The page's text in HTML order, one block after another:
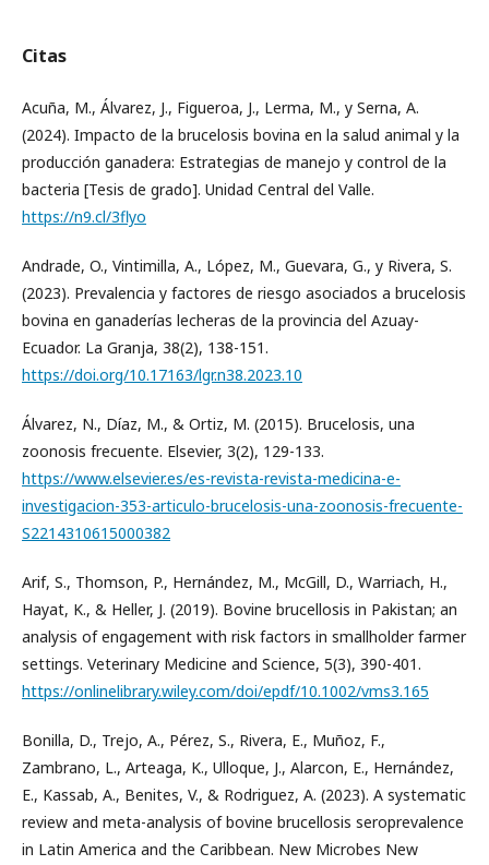
Citas
Acuña, M., Álvarez, J., Figueroa, J., Lerma, M., y Serna, A.
(2024). Impacto de la brucelosis bovina en la salud animal y la
producción ganadera: Estrategias de manejo y control de la
bacteria [Tesis de grado]. Unidad Central del Valle.
https://n9.cl/3flyo
Andrade, O., Vintimilla, A., López, M., Guevara, G., y Rivera, S.
(2023). Prevalencia y factores de riesgo asociados a brucelosis
bovina en ganaderías lecheras de la provincia del Azuay-
Ecuador. La Granja, 38(2), 138-151.
https://doi.org/10.17163/lgr.n38.2023.10
Álvarez, N., Díaz, M., & Ortiz, M. (2015). Brucelosis, una
zoonosis frecuente. Elsevier, 3(2), 129-133.
https://www.elsevier.es/es-revista-revista-medicina-e-
investigacion-353-articulo-brucelosis-una-zoonosis-frecuente-
S2214310615000382
Arif, S., Thomson, P., Hernández, M., McGill, D., Warriach, H.,
Hayat, K., & Heller, J. (2019). Bovine brucellosis in Pakistan; an
analysis of engagement with risk factors in smallholder farmer
settings. Veterinary Medicine and Science, 5(3), 390-401.
https://onlinelibrary.wiley.com/doi/epdf/10.1002/vms3.165
Bonilla, D., Trejo, A., Pérez, S., Rivera, E., Muñoz, F.,
Zambrano, L., Arteaga, K., Ulloque, J., Alarcon, E., Hernández,
E., Kassab, A., Benites, V., & Rodriguez, A. (2023). A systematic
review and meta-analysis of bovine brucellosis seroprevalence
in Latin America and the Caribbean. New Microbes New